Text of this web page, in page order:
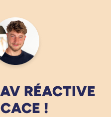
RÉACTIVE
!